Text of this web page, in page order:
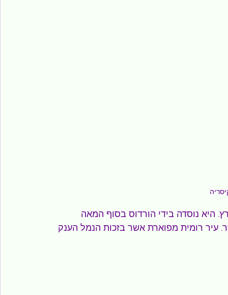
היא נוסדה בידי הורדוס בסוף המאה
עיר רומית מפוארת אשר בזכות הנמל הענק